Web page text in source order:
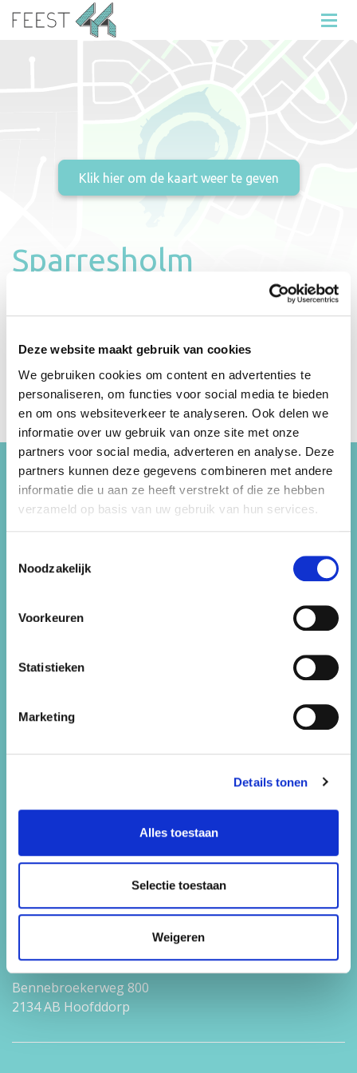
Deze website maakt gebruik van cookies
We gebruiken cookies om content en advertenties te
personaliseren, om functies voor social media te bieden
en om ons websiteverkeer te analyseren. Ook delen we
informatie over uw gebruik van onze site met onze
partners voor social media, adverteren en analyse. Deze
partners kunnen deze gegevens combineren met andere
informatie die u aan ze heeft verstrekt of die ze hebben
verzameld op basis van uw gebruik van hun services.
Noodzakelijk
Voorkeuren
Statistieken
Marketing
Details tonen
Alles toestaan
Selectie toestaan
Weigeren
Sparresholm
2133 BM
Hoofddorp
Informatie
overmeer dan 50 locaties
in de Haarlemmermeer,
Haarlemmermeer B.V.
Sitemap
Werken bij
Contact
Feest 44
Bennebroekerweg 800
2134 AB Hoofddorp